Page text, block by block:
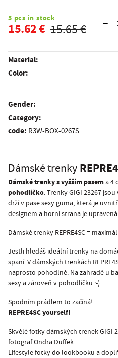
5 pcs in stock
15.62 € 15.65 € −
Material:
Color:
Gender:
Category:
code: R3W-BOX-0267S
Dámské trenky
Dámské trenky s vyšším pasem a 4
pohodlíčko. Trenky GIGI 23267
drží v pase sexy guma, která je
designem a horní strana je
Dámské trenky REPRE4SC =
Jestli hledáš ideální trenky na
spaní. V dámských trenkách
naprosto pohodlně. Na zahradě u
sexy a zároveň v pohodlíčku :-)
Spodním prádlem to začíná!
REPRE4SC yourself!
Skvělé fotky dámských trenek GIGI
fotografOndra Duffek.
Lifestyle fotky do lookbooku a